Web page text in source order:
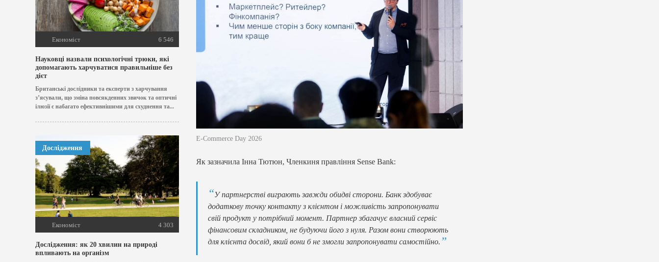
Економіст 6 546
Науковці назвали психологічні трюки, які
допомагають харчуватися правильніше без
дієт
Британські дослідники та експерти з харчування
з’ясували, що зміна повсякденних звичок та оптичні
ілюзії є набагато ефективнішими для схуднення та...
Дослідження
Економіст 4 303
Дослідження: як 20 хвилин на природі
впливають на організм
E-Commerce Day 2026
Як зазначила Інна Тютюн, Членкиня правління Sense Bank:
У партнерстві виграють завжди обидві сторони. Банк здобуває
додаткову точку контакту з клієнтом і можливість запропонувати
свій продукт у потрібний момент. Партнер збагачує власний сервіс
фінансовим складником, не будуючи його з нуля. Разом вони створюють
для клієнта досвід, який вони б не змогли запропонувати самостійно.